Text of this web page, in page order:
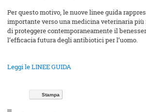
Per questo motivo, le nuove linee guida
importante verso una medicina veterinaria più
di proteggere contemporaneamente il
l’efficacia futura degli antibiotici per l’uomo.
Leggi le LINEE GUIDA
Stampa